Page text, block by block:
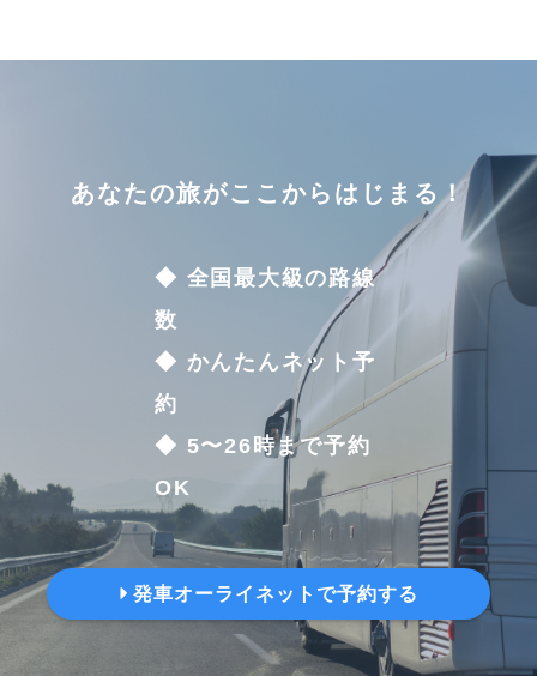
あなたの旅がここからはじまる！
◆ 全国最大級の路線
数
◆ かんたんネット予
約
◆ 5〜26時まで予約
OK
発車オーライネットで予約する